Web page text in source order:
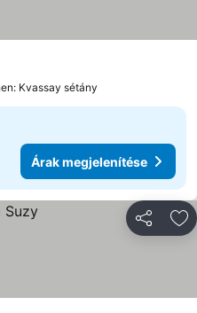
Kvassay sétány
Árak megjelenítése